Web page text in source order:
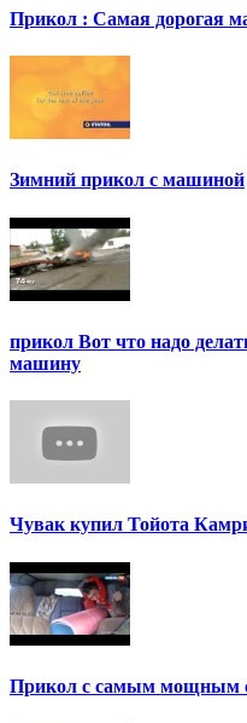
Прикол : Самая дорогая
Зимний прикол с машиной
прикол Вот что надо
машину
Чувак купил Тойота
Прикол с самым мощным